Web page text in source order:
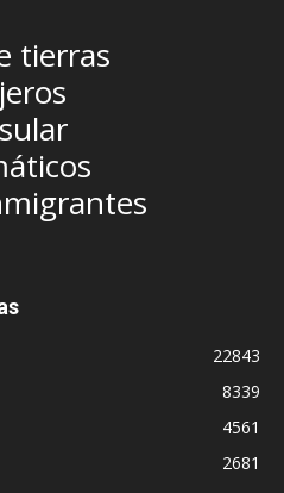
tierras
22843
8339
4561
2681